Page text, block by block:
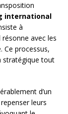
international
à
avec les
Ce processus,
stratégique tout
d’un
leurs